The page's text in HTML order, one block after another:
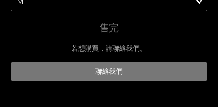
售完
若想購買，請聯絡我們。
聯絡我們